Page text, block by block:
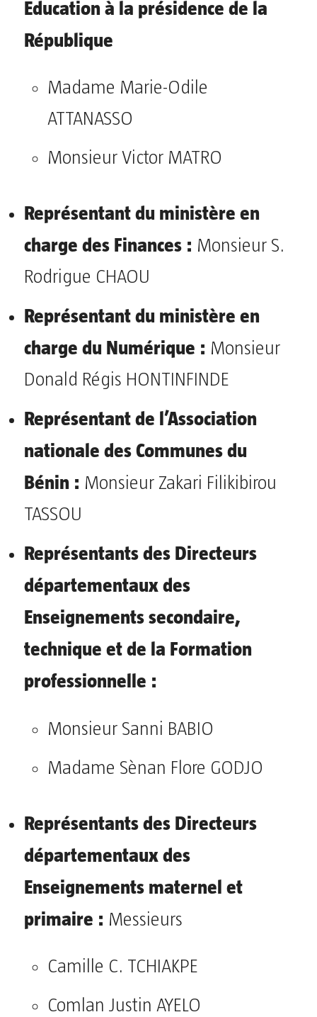
Education à la présidence de la
République
Madame Marie-Odile
ATTANASSO
Monsieur Victor MATRO
Représentant du ministère en
charge des Finances : Monsieur S.
Rodrigue CHAOU
Représentant du ministère en
charge du Numérique : Monsieur
Donald Régis HONTINFINDE
Représentant de l’Association
nationale des Communes du
Bénin : Monsieur Zakari Filikibirou
TASSOU
Représentants des Directeurs
départementaux des
Enseignements secondaire,
technique et de la Formation
professionnelle :
Monsieur Sanni BABIO
Madame Sènan Flore GODJO
Représentants des Directeurs
départementaux des
Enseignements maternel et
primaire : Messieurs
Camille C. TCHIAKPE
Comlan Justin AYELO